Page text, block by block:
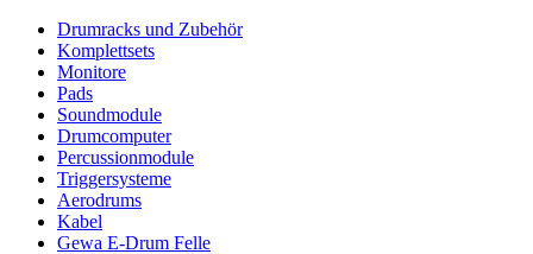
Drumracks und Zubehör
Komplettsets
Monitore
Pads
Soundmodule
Drumcomputer
Percussionmodule
Triggersysteme
Aerodrums
Kabel
Gewa E-Drum Felle